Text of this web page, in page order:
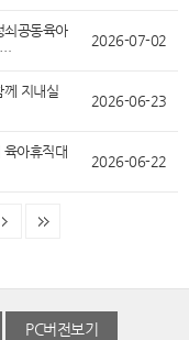
쇠공동육아
…
2026-07-02
께 지내실
2026-06-23
아휴직대
2026-06-22
PC버전보기